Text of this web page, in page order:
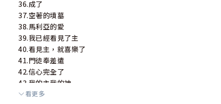
36.成了
37.空著的墳墓
38.馬利亞的愛
39.我已經看見了主
40.看見主，就喜樂了
41.門徒奉差遣
42.信心完全了
43.我的主我的神
44.信心三部曲
看更多